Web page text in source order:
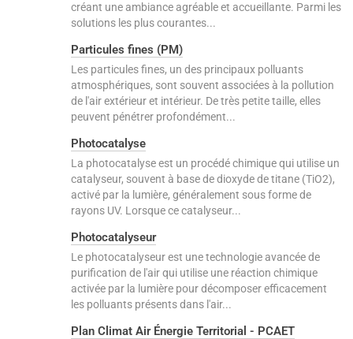
créant une ambiance agréable et accueillante. Parmi les
solutions les plus courantes...
Particules fines (PM)
Les particules fines, un des principaux polluants
atmosphériques, sont souvent associées à la pollution
de l'air extérieur et intérieur. De très petite taille, elles
peuvent pénétrer profondément...
Photocatalyse
La photocatalyse est un procédé chimique qui utilise un
catalyseur, souvent à base de dioxyde de titane (TiO2),
activé par la lumière, généralement sous forme de
rayons UV. Lorsque ce catalyseur...
Photocatalyseur
Le photocatalyseur est une technologie avancée de
purification de l'air qui utilise une réaction chimique
activée par la lumière pour décomposer efficacement
les polluants présents dans l'air...
Plan Climat Air Énergie Territorial - PCAET